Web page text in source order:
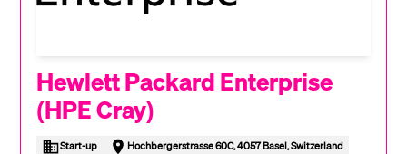
Hewlett Packard Enterprise
(HPE Cray)
Start-up Hochbergerstrasse 60C, 4057 Basel, Switzerland